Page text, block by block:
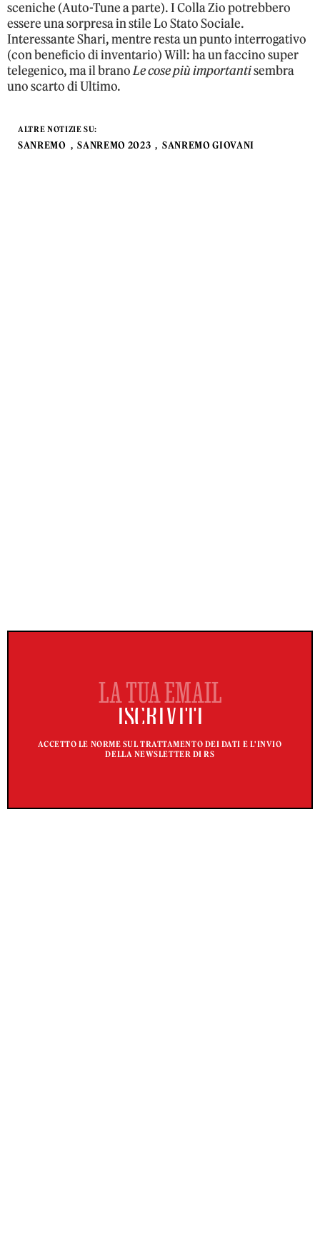
sceniche (Auto-Tune a parte). I Colla Zio potrebbero
essere una sorpresa in stile Lo Stato Sociale.
Interessante Shari, mentre resta un punto interrogativo
(con beneficio di inventario) Will: ha un faccino super
telegenico, ma il branoLe cose più importantisembra
uno scarto di Ultimo.
ALTRE NOTIZIE SU:
SANREMO SANREMO 2023 SANREMO GIOVANI
ACCETTO LE NORME SUL TRATTAMENTO DEI DATI E L'INVIO
DELLA NEWSLETTER DI RS